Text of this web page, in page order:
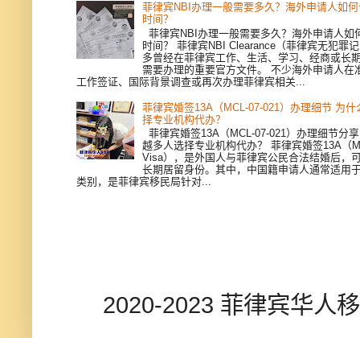
菲律宾NBI办理一般需要多久？海外申请人如
时间？
菲律宾NBI办理一般需要多久？海外申请人如
时间？ 菲律宾NBI Clearance（菲律宾无犯罪
多曾经在菲律宾工作、生活、学习、经商或长
需要办理的重要官方文件。 不少海外申请人在
工作签证、国际背景调查或再次办理菲律宾相关...
菲律宾婚签13A（MCL-07-021）办理细节 为什
择专业机构代办？
菲律宾婚签13A（MCL-07-021）办理细节分
越多人选择专业机构代办？ 菲律宾婚签13A（
Visa），是外国人与菲律宾公民合法结婚后，
长期居留身份。其中，中国籍申请人通常适用
类别，是菲律宾移民局针对...
2020-2023 菲律宾华人